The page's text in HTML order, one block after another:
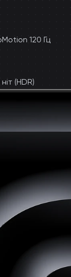
120 Гц
(HDR)